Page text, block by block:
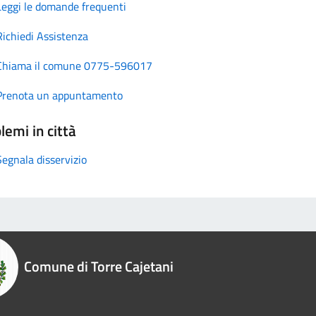
le domande frequenti
Assistenza
il comune 0775-596017
un appuntamento
in città
disservizio
Comune di Torre Cajetani